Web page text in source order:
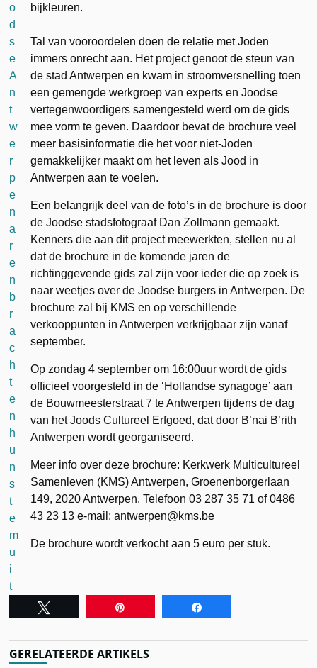
bijkleuren.
Tal van vooroordelen doen de relatie met Joden
immers onrecht aan. Het project genoot de steun van
de stad Antwerpen en kwam in stroomversnelling toen
een gemengde werkgroep van experts en Joodse
vertegenwoordigers samengesteld werd om de gids
mee vorm te geven. Daardoor bevat de brochure veel
meer basisinformatie die het voor niet-Joden
gemakkelijker maakt om het leven als Jood in
Antwerpen aan te voelen.
Een belangrijk deel van de foto’s in de brochure is door
de Joodse stadsfotograaf Dan Zollmann gemaakt.
Kenners die aan dit project meewerkten, stellen nu al
dat de brochure in de komende jaren de
richtinggevende gids zal zijn voor ieder die op zoek is
naar weetjes over de Joodse burgers in Antwerpen. De
brochure zal bij KMS en op verschillende
verkooppunten in Antwerpen verkrijgbaar zijn vanaf
september.
Op zondag 4 september om 16:00uur wordt de gids
officieel voorgesteld in de ‘Hollandse synagoge’ aan
de Bouwmeesterstraat 7 te Antwerpen tijdens de dag
van het Joods Cultureel Erfgoed, dat door B’nai B’rith
Antwerpen wordt georganiseerd.
Meer info over deze brochure: Kerkwerk Multicultureel
Samenleven (KMS) Antwerpen, Groenenborgerlaan
149, 2020 Antwerpen. Telefoon 03 287 35 71 of 0486
43 23 13 e-mail: antwerpen@kms.be
De brochure wordt verkocht aan 5 euro per stuk.
GERELATEERDE ARTIKELS